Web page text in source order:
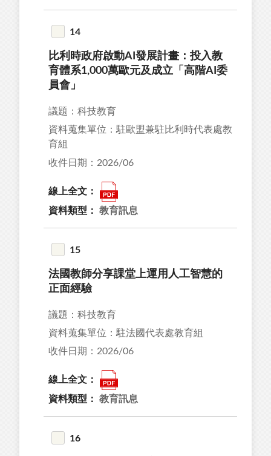
14
比利時政府啟動AI發展計畫：投入教
育體系1,000萬歐元及成立「高階AI委
員會」
議題：科技教育
資料蒐集單位：駐歐盟兼駐比利時代表處教
育組
收件日期：2026/06
線上全文：
資料類型： 教育訊息
15
法國教師分享課堂上運用人工智慧的
正面經驗
議題：科技教育
資料蒐集單位：駐法國代表處教育組
收件日期：2026/06
線上全文：
資料類型： 教育訊息
16